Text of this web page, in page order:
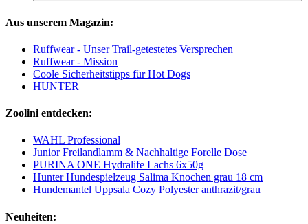
Aus unserem Magazin:
Ruffwear - Unser Trail-getestetes Versprechen
Ruffwear - Mission
Coole Sicherheitstipps für Hot Dogs
HUNTER
Zoolini entdecken:
WAHL Professional
Junior Freilandlamm & Nachhaltige Forelle Dose
PURINA ONE Hydralife Lachs 6x50g
Hunter Hundespielzeug Salima Knochen grau 18 cm
Hundemantel Uppsala Cozy Polyester anthrazit/grau
Neuheiten: